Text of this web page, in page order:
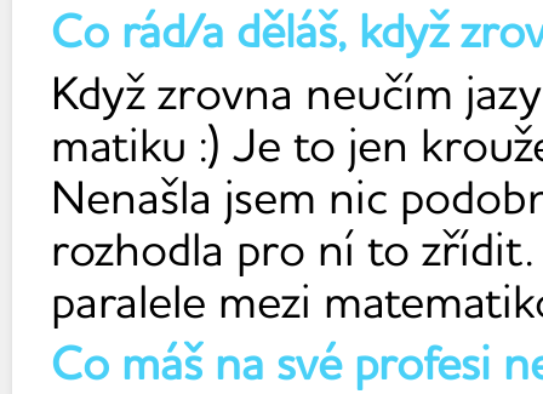
Co rád/a děláš, když
Když zrovna neučím
matiku :) Je to jen
Nenašla jsem nic
rozhodla pro ní to
paralele mezi
Co máš na své profesi